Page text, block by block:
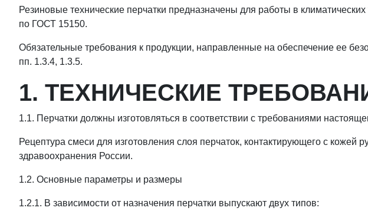
Резиновые технические перчатки предназначены для работы в
по ГОСТ 15150.
Обязательные требования к продукции, направленные на обеспечение ее
пп. 1.3.4, 1.3.5.
1. ТЕХНИЧЕСКИЕ
1.1. Перчатки должны изготовляться в соответствии с требованиями
Рецептура смеси для изготовления слоя перчаток, контактирующего с кожей
здравоохранения России.
1.2. Основные параметры и размеры
1.2.1. В зависимости от назначения перчатки выпускают двух типов: